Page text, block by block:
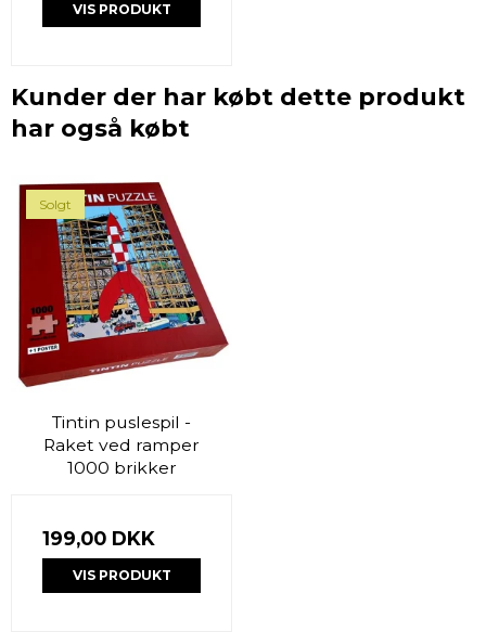
VIS PRODUKT
Kunder der har købt dette produkt
har også købt
Solgt
Tintin puslespil -
Raket ved ramper
1000 brikker
199,00 DKK
VIS PRODUKT